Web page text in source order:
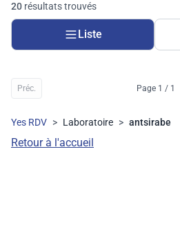
20 résultats trouvés
Liste
Préc. Page 1 / 1
Yes RDV > Laboratoire > antsirabe
Retour à l'accueil